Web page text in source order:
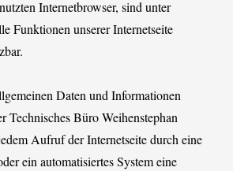
Internetbrowser, sind unter
Funktionen unserer Internetseite
Daten und Informationen
Technisches Büro Weihenstephan
Aufruf der Internetseite durch eine
ein automatisiertes System eine